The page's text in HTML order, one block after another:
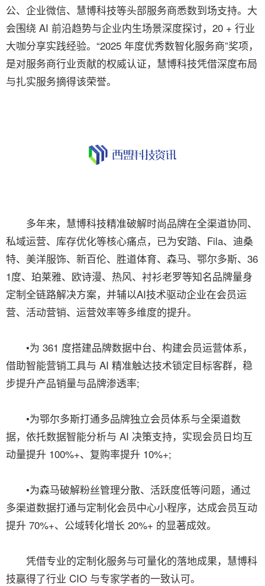
公、企业微信、慧博科技等头部服务商悉数到场支持。大
会围绕 AI 前沿趋势与企业内生场景深度探讨，20 + 行业
大咖分享实践经验。“2025 年度优秀数智化服务商”奖项，
是对服务商行业贡献的权威认证，慧博科技凭借深度布局
与扎实服务摘得该荣誉。
多年来，慧博科技精准破解时尚品牌在全渠道协同、
私域运营、库存优化等核心痛点，已为安踏、Fila、迪桑
特、美洋服饰、新百伦、胜道体育、森马、鄂尔多斯、36
1度、珀莱雅、欧诗漫、热风、衬衫老罗等知名品牌量身
定制全链路解决方案，并辅以AI技术驱动企业在会员运
营、活动营销、运营效率等多维度的提升。
•为 361 度搭建品牌数据中台、构建会员运营体系，
借助智能营销工具与 AI 精准触达技术锁定目标客群，稳
步提升产品销量与品牌渗透率;
•为鄂尔多斯打通多品牌独立会员体系与全渠道数
据，依托数据智能分析与 AI 决策支持，实现会员日均互
动量提升 100%+、复购率提升 10%+;
•为森马破解粉丝管理分散、活跃度低等问题，通过
多渠道数据打通与定制化会员中心小程序，达成会员互动
提升 70%+、公域转化增长 20%+ 的显著成效。
凭借专业的定制化服务与可量化的落地成果，慧博科
技赢得了行业 CIO 与专家学者的一致认可。